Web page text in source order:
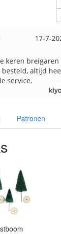
17-7-2026
breigaren
altijd heel
Patronen